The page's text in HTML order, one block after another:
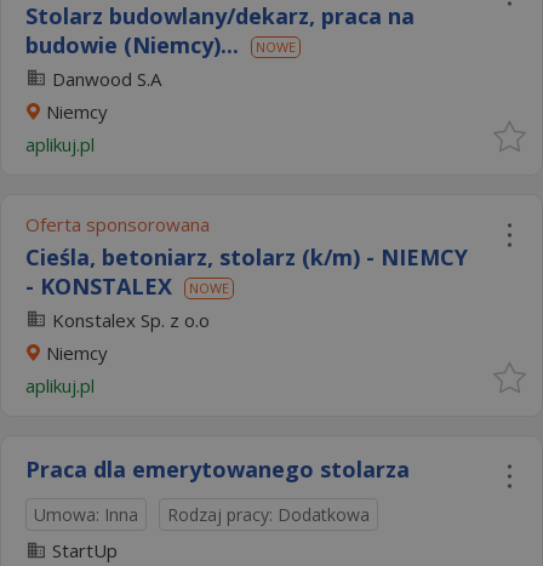
Stolarz budowlany/dekarz, praca na
budowie (Niemcy)...
NOWE
Danwood S.A
Niemcy
aplikuj.pl
Oferta sponsorowana
Cieśla, betoniarz, stolarz (k/m) - NIEMCY
- KONSTALEX
NOWE
Konstalex Sp. z o.o
Niemcy
aplikuj.pl
Praca dla emerytowanego stolarza
Umowa: Inna Rodzaj pracy: Dodatkowa
StartUp